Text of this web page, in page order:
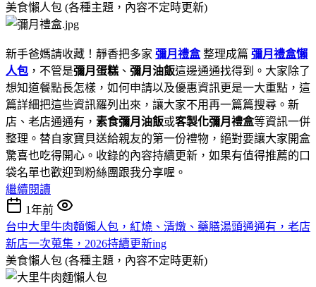
美食懶人包 (各種主題，內容不定時更新)
新手爸媽請收藏！靜香把多家 彌月禮盒 整理成篇 彌月禮盒懶
人包 ，不管是彌月蛋糕 、 彌月油飯這邊通通找得到。大家除了
想知道餐點長怎樣，如何申請以及優惠資訊更是一大重點，這
篇詳細把這些資訊羅列出來，讓大家不用再一篇篇搜尋。新
店、老店通通有， 素食彌月油飯或客製化彌月禮盒等資訊一併
整理。替自家寶貝送給親友的第一份禮物，絕對要讓大家開盒
驚喜也吃得開心。收錄的內容持續更新，如果有值得推薦的口
袋名單也歡迎到粉絲團跟我分享喔。
繼續閱讀
1年前
台中大里牛肉麵懶人包，紅燒、清燉、藥膳湯頭通通有，老店
新店一次蒐集，2026持續更新ing
美食懶人包 (各種主題，內容不定時更新)